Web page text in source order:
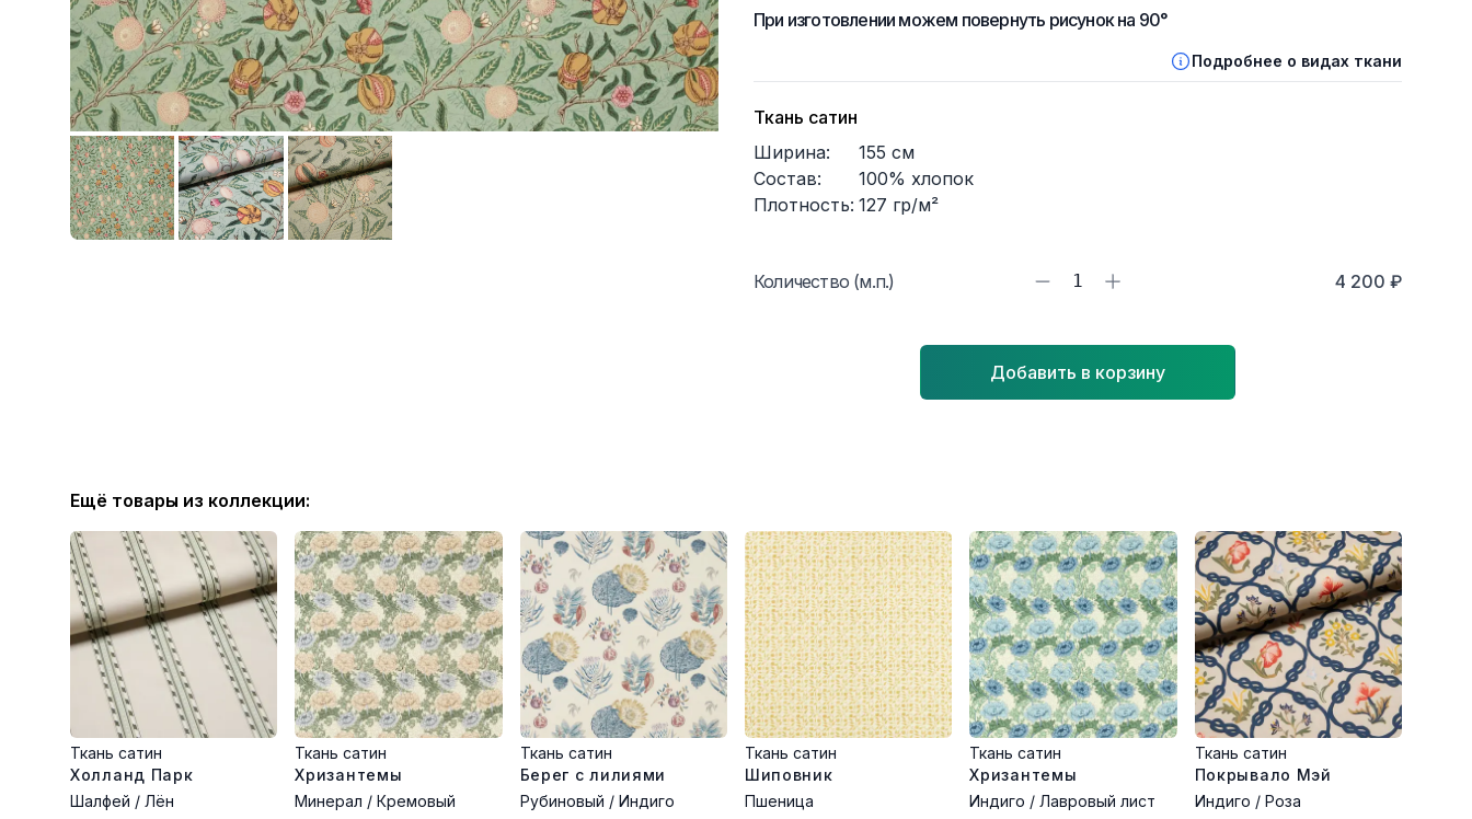
При изготовлении можем повернуть рисунок на 90°
Подробнее о видах ткани
Ткань сатин
Ширина:
155 см
Состав:
100% хлопок
Плотность: 127 гр/м²
Количество (м.п.) 1 4 200 ₽
Добавить в корзину
Ещё товары из коллекции:
Ткань сатин
Холланд Парк
Шалфей / Лён
Ткань сатин
Хризантемы
Минерал / Кремовый
Ткань сатин
Берег с лилиями
Рубиновый / Индиго
Ткань сатин
Шиповник
Пшеница
Ткань сатин
Хризантемы
Индиго / Лавровый лист
Ткань сатин
Покрывало Мэй
Индиго / Роза